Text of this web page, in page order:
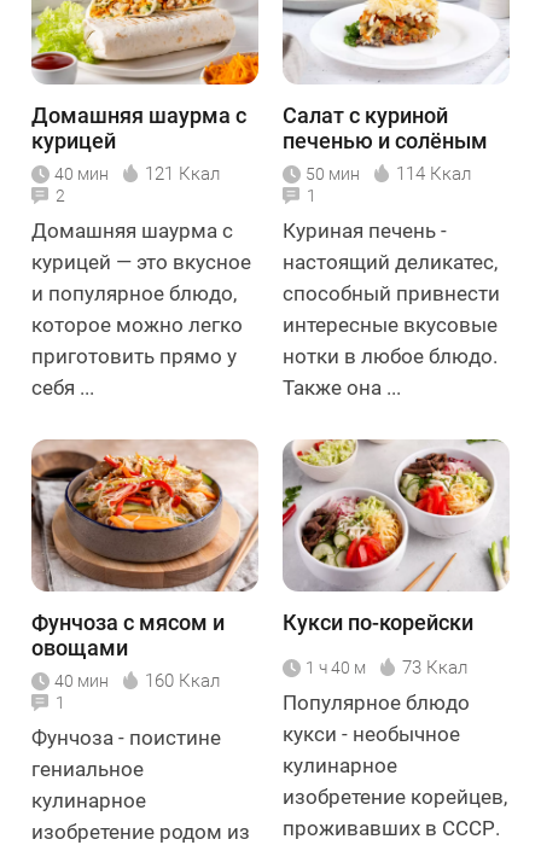
Домашняя шаурма с
курицей
40 мин 121 Ккал
2
Домашняя шаурма с
курицей — это вкусное
и популярное блюдо,
которое можно легко
приготовить прямо у
себя ...
Салат с куриной
печенью и солёным
огурцом
50 мин 114 Ккал
1
Куриная печень -
настоящий деликатес,
способный привнести
интересные вкусовые
нотки в любое блюдо.
Также она ...
Фунчоза с мясом и
овощами
40 мин 160 Ккал
1
Фунчоза - поистине
гениальное
кулинарное
изобретение родом из
Кукси по-корейски
1 ч 40 м 73 Ккал
Популярное блюдо
кукси - необычное
кулинарное
изобретение корейцев,
проживавших в СССР.